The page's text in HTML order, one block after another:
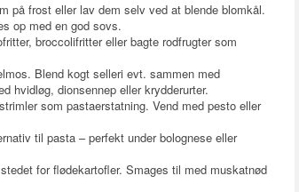
på frost eller lav dem selv ved at blende blomkål.
op med en god sovs.
broccolifritter eller bagte rodfrugter som
Blend kogt selleri evt. sammen med
hvidløg, dionsennep eller krydderurter.
som pastaerstatning. Vend med pesto eller
til pasta – perfekt under bolognese eller
for flødekartofler. Smages til med muskatnød